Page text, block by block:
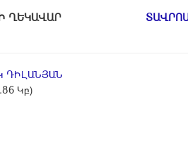
ՂԵԿԱՎԱՐ ՏԱՎՐՈՍ
ԴԻԼԱՆՅԱՆ
Կբ)